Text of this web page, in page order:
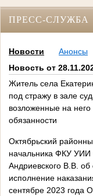
ПРЕСС-СЛУЖБА
Новости Анонсы
Новость от
Житель села
под стражу в зале
возложенные на него
обязанности
Октябрьский
начальника ФКУ
Андриевского В.В. об
исполнение
сентябре 2023 года